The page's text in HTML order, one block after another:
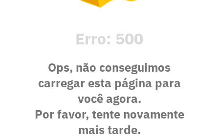
Erro: 500
Ops, não conseguimos
carregar esta página para
você agora.
Por favor, tente novamente
mais tarde.